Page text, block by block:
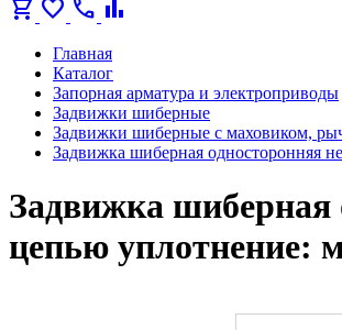
shopping_cart favorite call bar_chart
Главная
Каталог
Запорная арматура и электроприводы
Задвижки шиберные
Задвижки шиберные с маховиком,
Задвижка шиберная односторонняя
Задвижка шиберная
цепью уплотнение: